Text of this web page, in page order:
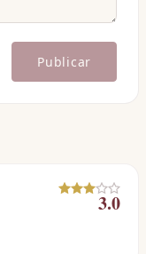
Publicar
3.0